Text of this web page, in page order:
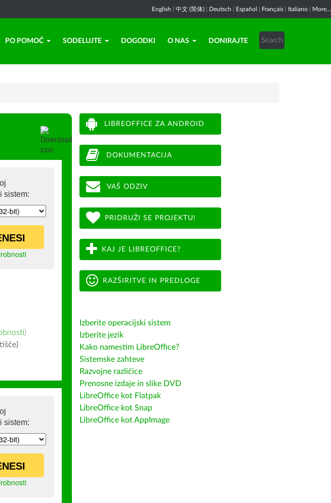
English 中文 (简体) Deutsch Español Français Italiano More...
PO POMOČ SODELUJTE DOGODKI O NAS DONIRAJTE
sistem:
)
sistem:
LIBREOFFICE ZA ANDROID
DOKUMENTACIJA
VAŠ ODZIV
PRIDRUŽI SE PROJEKTU!
KAJ JE LIBREOFFICE?
RAZŠIRITVE IN PREDLOGE
Izberite operacijski sistem
Izberite jezik
Kako namestim LibreOffice?
Sistemske zahteve
Razvojne različice
Prenosne izdaje in slike DVD
LibreOffice kot Flatpak
LibreOffice kot Snap
LibreOffice kot AppImage